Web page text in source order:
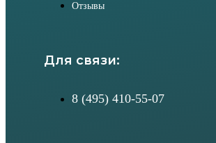
Отзывы
Для связи:
8 (495) 410-55-07